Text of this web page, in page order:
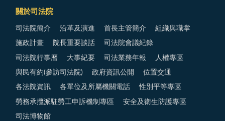
關於司法院
司法院簡介 沿革及演進 首長主管簡介 組織與職掌
施政計畫 院長重要談話 司法院會議紀錄
司法院行事曆 大事紀要 司法業務年報 人權專區
與民有約(參訪司法院) 政府資訊公開 位置交通
各法院資訊 各單位及所屬機關電話 性別平等專區
勞務承攬派駐勞工申訴機制專區 安全及衛生防護專區
司法博物館